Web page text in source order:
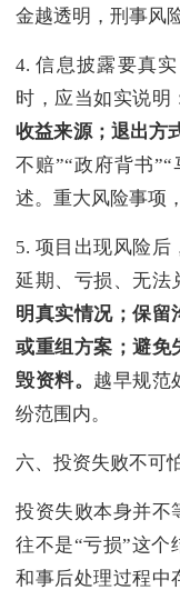
金越透明，刑事风
4. 信息披露要真
时，应当如实说明
收益来源；退出方
不赔”“政府背书
述。重大风险事项
5. 项目出现风险
延期、亏损、无法
明真实情况；保留
或重组方案；避免
毁资料。 越早规范
纷范围内。
六、投资失败不可
投资失败本身并不
往不是“亏损”这个
和事后处理过程中